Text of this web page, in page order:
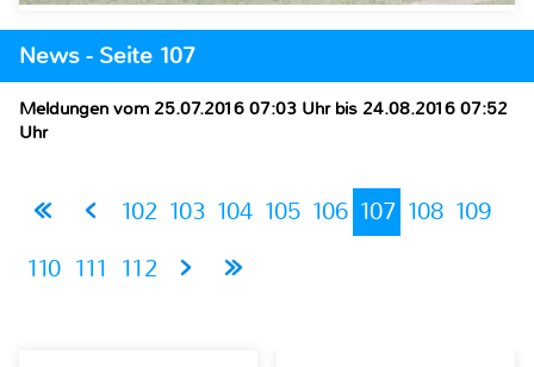
News - Seite 107
Meldungen vom 25.07.2016 07:03 Uhr bis 24.08.2016 07:52
Uhr
102 103 104 105 106 107 108 109
110 111 112